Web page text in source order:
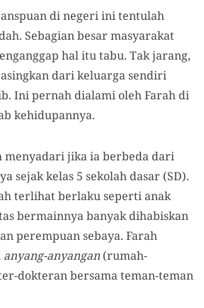
di negeri ini tentulah
Sebagian besar masyarakat
hal itu tabu. Tak jarang,
dari keluarga sendiri
Ini pernah dialami oleh Farah di
kehidupannya.
menyadari jika ia berbeda dari
sejak kelas 5 sekolah dasar (SD).
terlihat berlaku seperti anak
bermainnya banyak dihabiskan
perempuan sebaya. Farah
anyang-anyangan (rumah-
dokteran bersama teman-teman